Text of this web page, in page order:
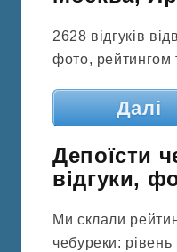
2628 відгуків
фото, рейтингом
Далі
Депоїсти
відгуки,
Ми склали
чебуреки: